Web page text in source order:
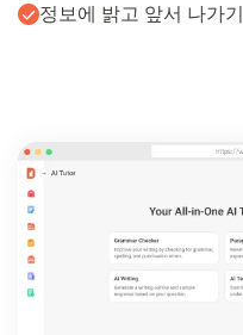
정보에 밝고 앞서 나가기